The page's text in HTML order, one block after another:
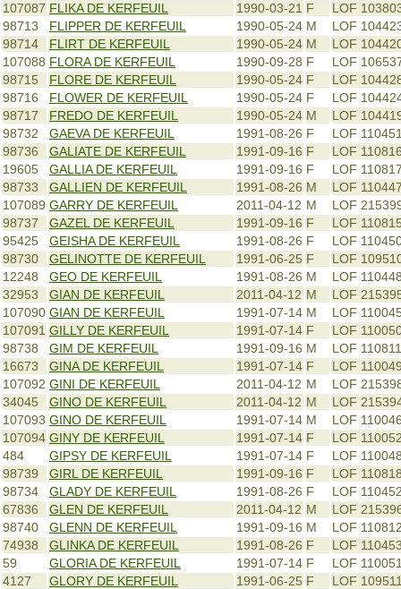
107087 FLIKA DE KERFEUIL 1990-03-21 F
LOF
98713
FLIPPER DE KERFEUIL 1990-05-24 M
LOF
98714
FLIRT DE KERFEUIL 1990-05-24 M
LOF
107088 FLORA DE KERFEUIL 1990-09-28 F
LOF
98715
FLORE DE KERFEUIL 1990-05-24 F
LOF
98716
FLOWER DE KERFEUIL 1990-05-24 F
LOF
98717
FREDO DE KERFEUIL 1990-05-24 M
LOF
98732
GAEVA DE KERFEUIL 1991-08-26 F
LOF
98736
GALIATE DE KERFEUIL 1991-09-16 F
LOF
19605
GALLIA DE KERFEUIL 1991-09-16 F
LOF
98733
GALLIEN DE KERFEUIL 1991-08-26 M
LOF
107089 GARRY DE KERFEUIL 2011-04-12 M
LOF
98737
GAZEL DE KERFEUIL 1991-09-16 F
LOF
95425
GEISHA DE KERFEUIL 1991-08-26 F
LOF
98730
GELINOTTE DE KERFEUIL 1991-06-25 F
LOF
12248
GEO DE KERFEUIL 1991-08-26 M
LOF
32953
GIAN DE KERFEUIL 2011-04-12 M
LOF
107090 GIAN DE KERFEUIL 1991-07-14 M
LOF
107091 GILLY DE KERFEUIL 1991-07-14 F
LOF
98738
GIM DE KERFEUIL 1991-09-16 M
LOF 110811
16673
GINA DE KERFEUIL 1991-07-14 F
LOF
107092 GINI DE KERFEUIL 2011-04-12 M
LOF
34045
GINO DE KERFEUIL 2011-04-12 M
LOF
107093 GINO DE KERFEUIL 1991-07-14 M
LOF
107094 GINY DE KERFEUIL 1991-07-14 F
LOF
484
GIPSY DE KERFEUIL 1991-07-14 F
LOF
98739
GIRL DE KERFEUIL 1991-09-16 F
LOF
98734
GLADY DE KERFEUIL 1991-08-26 F
LOF
67836
GLEN DE KERFEUIL 2011-04-12 M
LOF
98740
GLENN DE KERFEUIL 1991-09-16 M
LOF
74938
GLINKA DE KERFEUIL 1991-08-26 F
LOF
59
GLORIA DE KERFEUIL 1991-07-14 F
LOF
4127
GLORY DE KERFEUIL 1991-06-25 F
LOF